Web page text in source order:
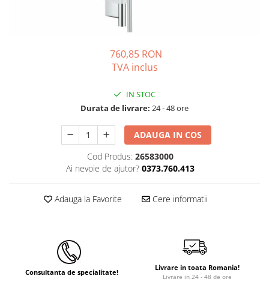
Vase de expansiune termice
Detectoare si regulatoare de gaz si
Rezervoare de acumulare
Instant apa calda pe gaz / GPL
Panouri solare si fotovoltaice
Panouri solare cu tuburi vidate
Panouri solare plane
Pachete complete panouri solare
Panouri solare fotovoltaice
Ventilatie si climatizare
760,85 RON
TVA inclus
IN STOC
Durata de livrare: 24 - 48 ore
ADAUGA IN COS
Cod Produs: 26583000
Ai nevoie de ajutor? 0373.760.413
Adauga la Favorite Cere informatii
Consultanta de specialitate! Livrare in toata Romania!
Livrare in 24 - 48 de ore